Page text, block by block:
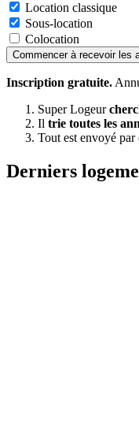
Location classique
Sous-location
Colocation
Commencer à recevoir les
Inscription gratuite.
Super Logeur
Il trie toutes les
Tout est envoyé
Derniers